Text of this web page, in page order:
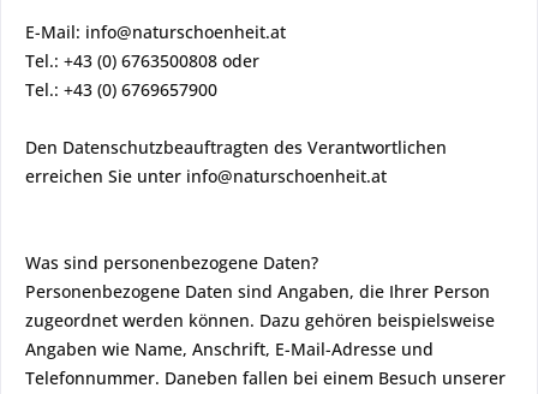
E-Mail: info@naturschoenheit.at
Tel.: +43 (0) 6763500808 oder
Tel.: +43 (0) 6769657900
Den Datenschutzbeauftragten des Verantwortlichen
erreichen Sie unter info@naturschoenheit.at
Was sind personenbezogene Daten?
Personenbezogene Daten sind Angaben, die Ihrer Person
zugeordnet werden können. Dazu gehören beispielsweise
Angaben wie Name, Anschrift, E-Mail-Adresse und
Telefonnummer. Daneben fallen bei einem Besuch unserer